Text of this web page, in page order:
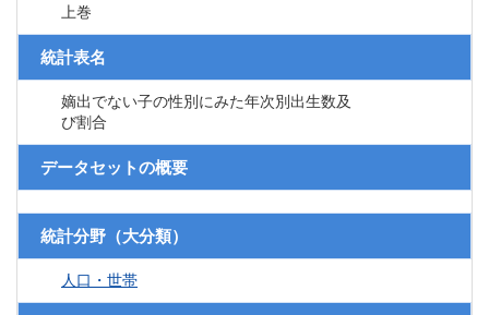
上巻
統計表名
嫡出でない子の性別にみた年次別出生数及
び割合
データセットの概要
統計分野（大分類）
人口・世帯